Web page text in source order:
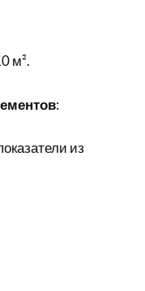
м².
:
из